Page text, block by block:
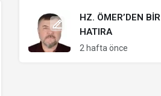
HZ. ÖMER’DEN BIR
HATIRA
2 hafta önce